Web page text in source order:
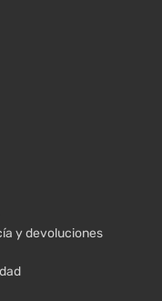
y devoluciones